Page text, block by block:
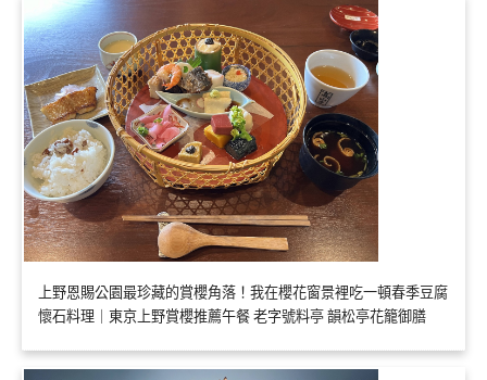
上野恩賜公園最珍藏的賞櫻角落！我在櫻花窗景裡吃一頓春季豆腐
懷石料理｜東京上野賞櫻推薦午餐 老字號料亭 韻松亭花籠御膳